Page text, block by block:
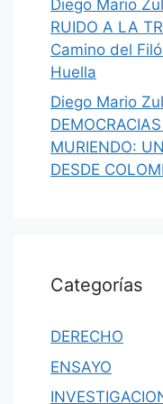
Diego Mario
RUIDO A LA
Camino del
Huella
Diego Mario
MURIENDO:
DESDE
Categorías
DERECHO
ENSAYO